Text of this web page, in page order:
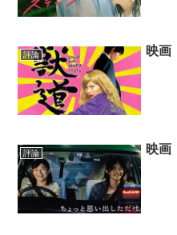
評論 映画
評論 映画